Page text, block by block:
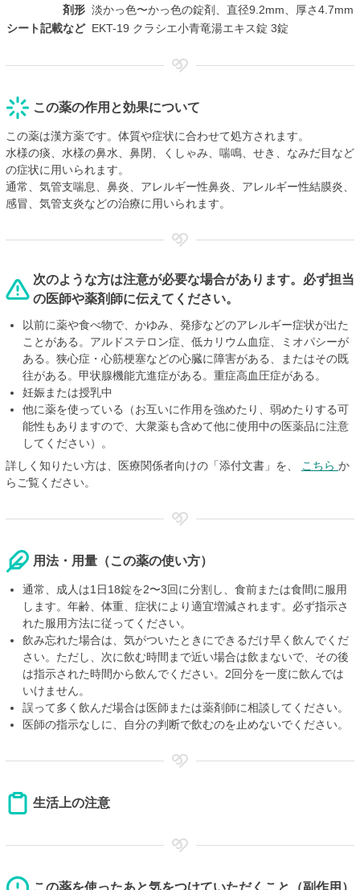
剤形 淡かっ色〜かっ色の錠剤、直径9.2mm、厚さ4.7mm
シート記載など EKT-19 クラシエ小青竜湯エキス錠 3錠
この薬の作用と効果について
この薬は漢方薬です。体質や症状に合わせて処方されます。
水様の痰、水様の鼻水、鼻閉、くしゃみ、喘鳴、せき、なみだ目など
の症状に用いられます。
通常、気管支喘息、鼻炎、アレルギー性鼻炎、アレルギー性結膜炎、
感冒、気管支炎などの治療に用いられます。
次のような方は注意が必要な場合があります。必ず担当
の医師や薬剤師に伝えてください。
以前に薬や食べ物で、かゆみ、発疹などのアレルギー症状が出た
ことがある。アルドステロン症、低カリウム血症、ミオパシーが
ある。狭心症・心筋梗塞などの心臓に障害がある、またはその既
往がある。甲状腺機能亢進症がある。重症高血圧症がある。
妊娠または授乳中
他に薬を使っている（お互いに作用を強めたり、弱めたりする可
能性もありますので、大衆薬も含めて他に使用中の医薬品に注意
してください）。
詳しく知りたい方は、医療関係者向けの「添付文書」を、
こちら か
らご覧ください。
用法・用量（この薬の使い方）
通常、成人は1日18錠を2〜3回に分割し、食前または食間に服用
します。年齢、体重、症状により適宜増減されます。必ず指示さ
れた服用方法に従ってください。
飲み忘れた場合は、気がついたときにできるだけ早く飲んでくだ
さい。ただし、次に飲む時間まで近い場合は飲まないで、その後
は指示された時間から飲んでください。2回分を一度に飲んでは
いけません。
誤って多く飲んだ場合は医師または薬剤師に相談してください。
医師の指示なしに、自分の判断で飲むのを止めないでください。
生活上の注意
この薬を使ったあと気をつけていただくこと（副作用）